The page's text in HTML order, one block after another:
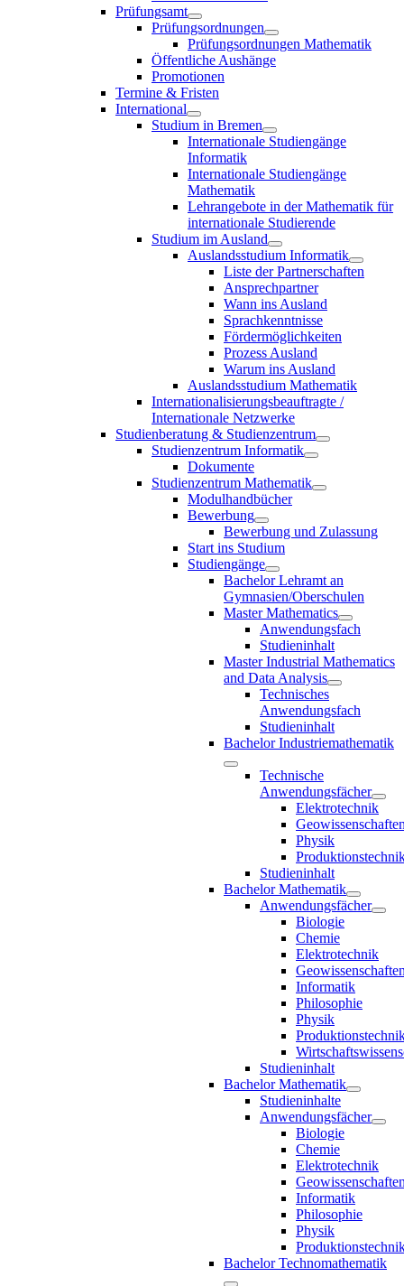
Prüfungsamt
Prüfungsordnungen
Prüfungsordnungen Mathematik
Öffentliche Aushänge
Promotionen
Termine & Fristen
International
Studium in Bremen
Internationale Studiengänge
Informatik
Internationale Studiengänge
Mathematik
Lehrangebote in der Mathematik für
internationale Studierende
Studium im Ausland
Auslandsstudium Informatik
Liste der Partnerschaften
Ansprechpartner
Wann ins Ausland
Sprachkenntnisse
Fördermöglichkeiten
Prozess Ausland
Warum ins Ausland
Auslandsstudium Mathematik
Internationalisierungsbeauftragte /
Internationale Netzwerke
Studienberatung & Studienzentrum
Studienzentrum Informatik
Dokumente
Studienzentrum Mathematik
Modulhandbücher
Bewerbung
Bewerbung und Zulassung
Start ins Studium
Studiengänge
Bachelor Lehramt an
Gymnasien/Oberschulen
Master Mathematics
Anwendungsfach
Studieninhalt
Master Industrial Mathematics
and Data Analysis
Technisches
Anwendungsfach
Studieninhalt
Bachelor Industriemathematik
Technische
Anwendungsfächer
Elektrotechnik
Physik
Studieninhalt
Bachelor Mathematik
Anwendungsfächer
Biologie
Chemie
Elektrotechnik
Informatik
Philosophie
Physik
Studieninhalt
Bachelor Mathematik
Studieninhalte
Anwendungsfächer
Biologie
Chemie
Elektrotechnik
Informatik
Philosophie
Physik
Bachelor Technomathematik